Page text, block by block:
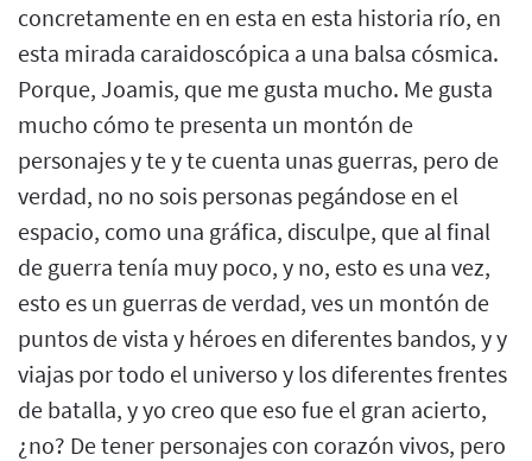
concretamente en en esta en esta historia río, en
esta mirada caraidoscópica a una balsa cósmica.
Porque, Joamis, que me gusta mucho. Me gusta
mucho cómo te presenta un montón de
personajes y te y te cuenta unas guerras, pero de
verdad, no no sois personas pegándose en el
espacio, como una gráfica, disculpe, que al final
de guerra tenía muy poco, y no, esto es una vez,
esto es un guerras de verdad, ves un montón de
puntos de vista y héroes en diferentes bandos, y y
viajas por todo el universo y los diferentes frentes
de batalla, y yo creo que eso fue el gran acierto,
¿no? De tener personajes con corazón vivos, pero